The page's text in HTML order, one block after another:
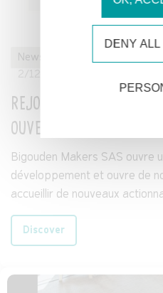
News
REJOINS L'AVENTURE
OUVERTURE DE
Bigouden Makers SAS ouvre
développement et ouvre de
accueillir de nouveaux
Discover
DENY